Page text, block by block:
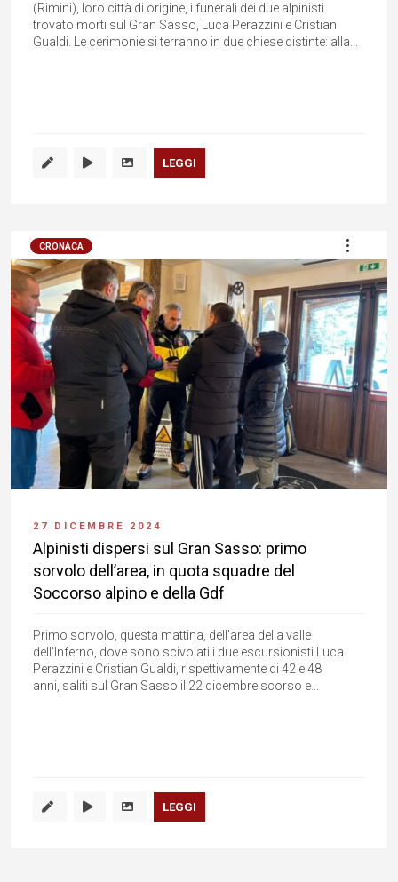
(Rimini), loro città di origine, i funerali dei due alpinisti
trovato morti sul Gran Sasso, Luca Perazzini e Cristian
Gualdi. Le cerimonie si terranno in due chiese distinte: alla...
LEGGI
CRONACA
27 DICEMBRE 2024
Alpinisti dispersi sul Gran Sasso: primo
sorvolo dell’area, in quota squadre del
Soccorso alpino e della Gdf
Primo sorvolo, questa mattina, dell'area della valle
dell'Inferno, dove sono scivolati i due escursionisti Luca
Perazzini e Cristian Gualdi, rispettivamente di 42 e 48
anni, saliti sul Gran Sasso il 22 dicembre scorso e...
LEGGI